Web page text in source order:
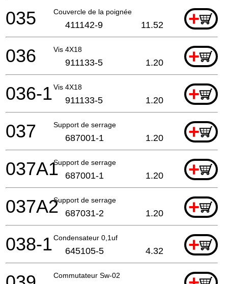
Couvercle de la poignée +
035 411142-9 11.52
Vis 4X18 +
036 911133-5 1.20
Vis 4X18 +
036-1 911133-5 1.20
Support de serrage +
037 687001-1 1.20
Support de serrage +
037A1 687001-1 1.20
Support de serrage +
037A2 687031-2 1.20
Condensateur 0,1uf +
038-1 645105-5 4.32
Commutateur Sw-02